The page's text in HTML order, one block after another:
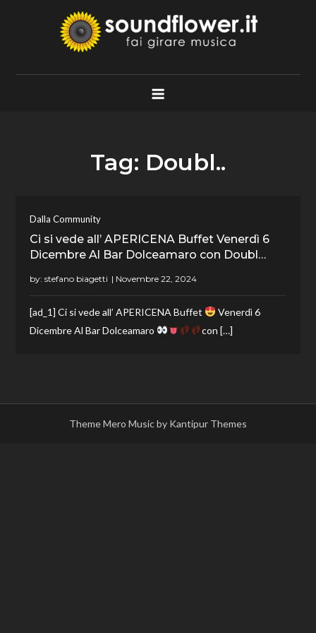
Soundflower.it
Fai Girare Musica
Tag: Doubl..
Dalla Community
Ci si vede all’ APERICENA Buffet Venerdì 6
Dicembre Al Bar Dolceamaro con Doubl…
by:stefano biagetti
[ad_1] Ci si vede all’ APERICENA Buffet
Venerdì 6
Dicembre Al Bar Dolceamaro
con […]
Theme Mero Music by Kantipur Themes